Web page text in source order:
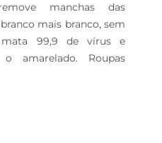
manchas das
mais branco, sem
mata 99,9 de vírus e
amarelado. Roupas